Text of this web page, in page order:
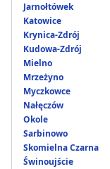
Jarnołtówek
Katowice
Krynica-Zdrój
Kudowa-Zdrój
Mielno
Mrzeżyno
Myczkowce
Nałęczów
Okole
Sarbinowo
Skomielna Czarna
Świnoujście